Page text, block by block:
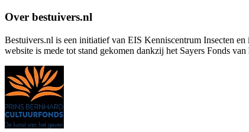
Over bestuivers.nl
Bestuivers.nl is een initiatief van EIS Kenniscentrum Insecten
website is mede tot stand gekomen dankzij het Sayers Fonds